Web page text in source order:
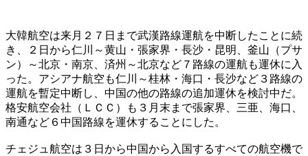
大韓航空は来月２７日まで武漢路線運航を中断したことに続
き、２日から仁川～黄山・張家界・長沙・昆明、釜山（プサ
ン）～北京・南京、済州～北京など７路線の運航も運休に入
った。アシアナ航空も仁川～桂林・海口・長沙など３路線の
運航を暫定中断し、中国の他の路線の追加運休を検討中だ。
格安航空会社（ＬＣＣ）も３月末まで張家界、三亜、海口、
南通など６中国路線を運休することにした。
チェジュ航空は３日から中国から入国するすべての航空機で